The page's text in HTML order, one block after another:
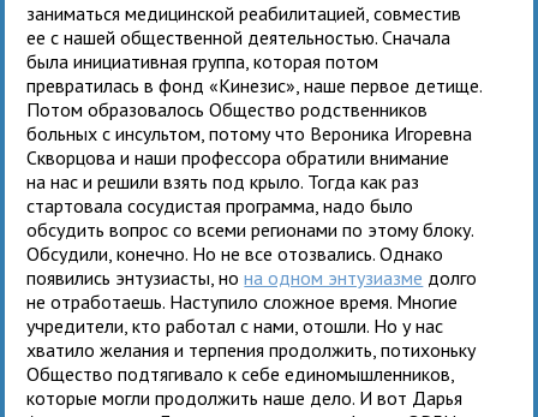
заниматься медицинской реабилитацией, совместив
ее с нашей общественной деятельностью. Сначала
была инициативная группа, которая потом
превратилась в фонд «Кинезис», наше первое детище.
Потом образовалось Общество родственников
больных с инсультом, потому что Вероника Игоревна
Скворцова и наши профессора обратили внимание
на нас и решили взять под крыло. Тогда как раз
стартовала сосудистая программа, надо было
обсудить вопрос со всеми регионами по этому блоку.
Обсудили, конечно. Но не все отозвались. Однако
появились энтузиасты, нона одном энтузиазме долго
не отработаешь. Наступило сложное время. Многие
учредители, кто работал с нами, отошли. Но у нас
хватило желания и терпения продолжить, потихоньку
Общество подтягивало к себе единомышленников,
которые могли продолжить наше дело. И вот Дарья